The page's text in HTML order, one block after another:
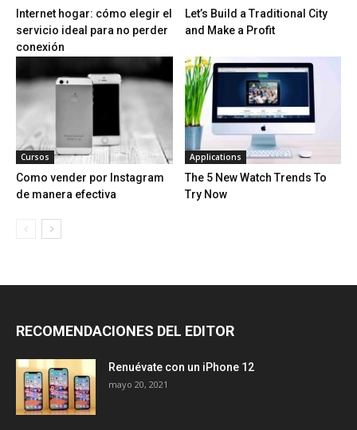
Internet hogar: cómo elegir el
servicio ideal para no perder
conexión
Let’s Build a Traditional City
and Make a Profit
Cursos
Como vender por Instagram
de manera efectiva
Applications
The 5 New Watch Trends To
Try Now
RECOMENDACIONES DEL EDITOR
Renuévate con un iPhone 12
mayo 20, 2021